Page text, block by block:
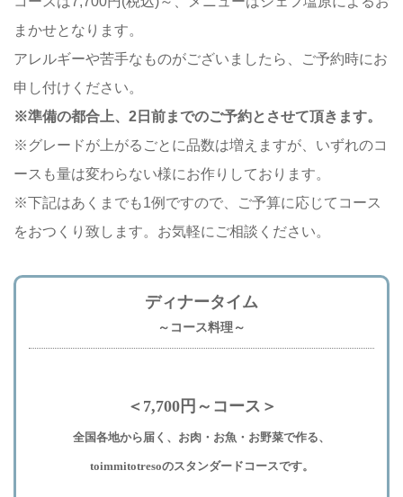
まかせとなります。
アレルギーや苦手なものがございましたら、ご予約時にお
申し付けください。
※準備の都合上、2日前までのご予約とさせて頂きます。
※グレードが上がるごとに品数は増えますが、いずれのコ
ースも量は変わらない様にお作りしております。
※下記はあくまでも1例ですので、ご予算に応じてコース
をおつくり致します。お気軽にご相談ください。
ディナータイム
～コース料理～
＜7,700円～コース＞
全国各地から届く、お肉・お魚・お野菜で作る、
toimmitotresoのスタンダードコースです。